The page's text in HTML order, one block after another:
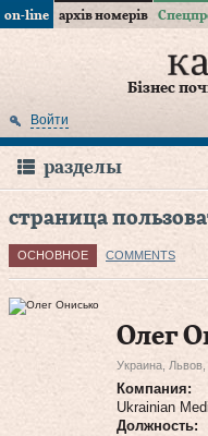
on-line архів номерів
Бізнес
Войти
разделы
страница
ОСНОВНОЕ COMMENTS
Олег
Украина, Львов,
Компания:
Ukrainian
Должность: